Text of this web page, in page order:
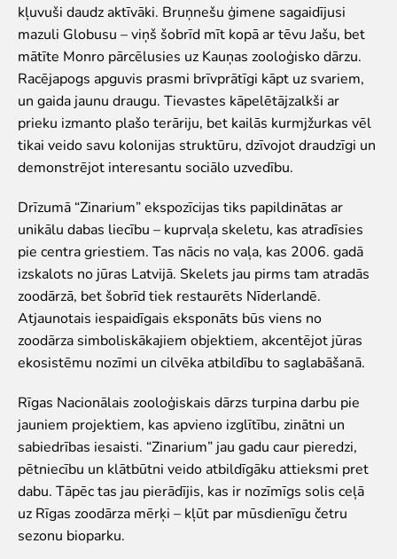
Cenas "Cīruļos"
Darba laiks "Cīruļos"
Kā nokļūt "Cīruļos"
"Cīruļu" karte
Par ārpilsētas bāzi "Cīruļi"
"Cīruļu" kontaktinformācija
Par mums
Misija un vērtības
Stratēģija
Pārvaldība
Atbildīga darbība un politikas
Dalība EAZA
Vēsture
Kontaktinformācija
Iepirkumi
Darbības pārskati
Gada grāmatas
Vakances
Brīvprātīgais darbs
kļuvuši daudz aktīvāki. Bruņnešu ģimene sagaidījusi
mazuli Globusu – viņš šobrīd mīt kopā ar tēvu Jašu, bet
mātīte Monro pārcēlusies uz Kauņas zooloģisko dārzu.
Racējapogs apguvis prasmi brīvprātīgi kāpt uz svariem,
un gaida jaunu draugu. Tievastes kāpelētājzalkši ar
prieku izmanto plašo terāriju, bet kailās kurmjžurkas vēl
tikai veido savu kolonijas struktūru, dzīvojot draudzīgi un
demonstrējot interesantu sociālo uzvedību.
Drīzumā “Zinarium” ekspozīcijas tiks papildinātas ar
unikālu dabas liecību – kuprvaļa skeletu, kas atradīsies
pie centra griestiem. Tas nācis no vaļa, kas 2006. gadā
izskalots no jūras Latvijā. Skelets jau pirms tam atradās
zoodārzā, bet šobrīd tiek restaurēts Nīderlandē.
Atjaunotais iespaidīgais eksponāts būs viens no
zoodārza simboliskākajiem objektiem, akcentējot jūras
ekosistēmu nozīmi un cilvēka atbildību to saglabāšanā.
Rīgas Nacionālais zooloģiskais dārzs turpina darbu pie
jauniem projektiem, kas apvieno izglītību, zinātni un
sabiedrības iesaisti. “Zinarium” jau gadu caur pieredzi,
pētniecību un klātbūtni veido atbildīgāku attieksmi pret
dabu. Tāpēc tas jau pierādījis, kas ir nozīmīgs solis ceļā
uz Rīgas zoodārza mērķi – kļūt par mūsdienīgu četru
sezonu bioparku.